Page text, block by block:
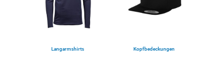
Langarmshirts Kopfbedeckungen